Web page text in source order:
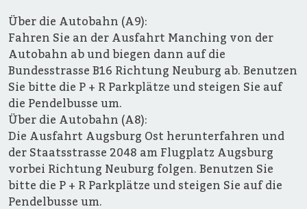
Über die Autobahn (A9):
Fahren Sie an der Ausfahrt Manching von der
Autobahn ab und biegen dann auf die
Bundesstrasse B16 Richtung Neuburg ab. Benutzen
Sie bitte die P + R Parkplätze und steigen Sie auf
die Pendelbusse um.
Über die Autobahn (A8):
Die Ausfahrt Augsburg Ost herunterfahren und
der Staatsstrasse 2048 am Flugplatz Augsburg
vorbei Richtung Neuburg folgen. Benutzen Sie
bitte die P + R Parkplätze und steigen Sie auf die
Pendelbusse um.